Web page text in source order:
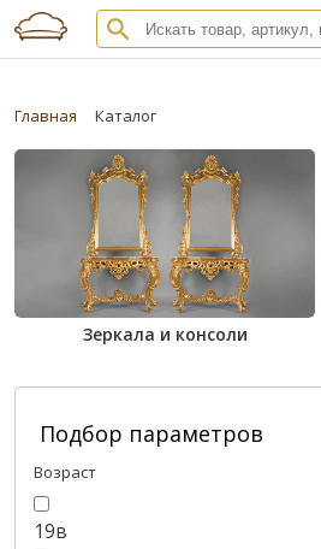
Главная Каталог
Зеркала и консоли
Подбор параметров
Возраст
19в